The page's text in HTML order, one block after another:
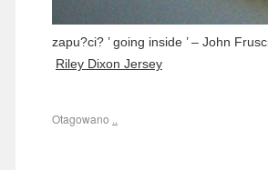
zapu?ci? ’ going inside ’ – John
Riley Dixon Jersey
Otagowano ..